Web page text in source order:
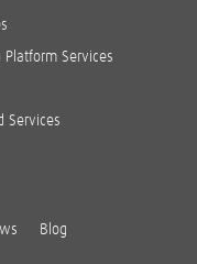
Services
Services
Blog